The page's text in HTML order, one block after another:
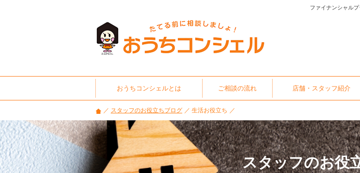
い
選
び
の
悩
ファイナンシャル
おうちコンシェルとは ご相談の流れ 店舗・スタッフ紹介
スタッフのお役立ちブログ 生活お役立ち
スタッフのお役